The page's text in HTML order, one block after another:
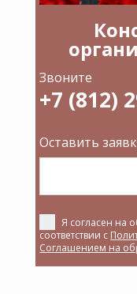
Звоните
+7 (812)
Оставить
Я согласен на
соответствии с
Соглашением на